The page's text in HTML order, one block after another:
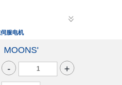
服电机
MOONS'
- +